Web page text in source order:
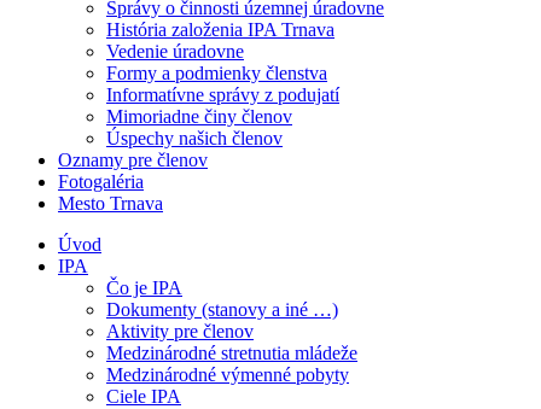
Správy o činnosti územnej úradovne
História založenia IPA Trnava
Vedenie úradovne
Formy a podmienky členstva
Informatívne správy z podujatí
Mimoriadne činy členov
Úspechy našich členov
Oznamy pre členov
Fotogaléria
Mesto Trnava
Úvod
IPA
Čo je IPA
Dokumenty (stanovy a iné …)
Aktivity pre členov
Medzinárodné stretnutia mládeže
Medzinárodné výmenné pobyty
Ciele IPA